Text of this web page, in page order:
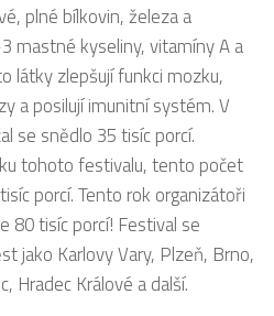
plné bílkovin, železa a
mastné kyseliny, vitamíny A a
látky zlepšují funkci mozku,
a posilují imunitní systém. V
se snědlo 35 tisíc porcí.
tohoto festivalu, tento počet
porcí. Tento rok organizátoři
80 tisíc porcí! Festival se
jako Karlovy Vary, Plzeň, Brno,
Hradec Králové a další.